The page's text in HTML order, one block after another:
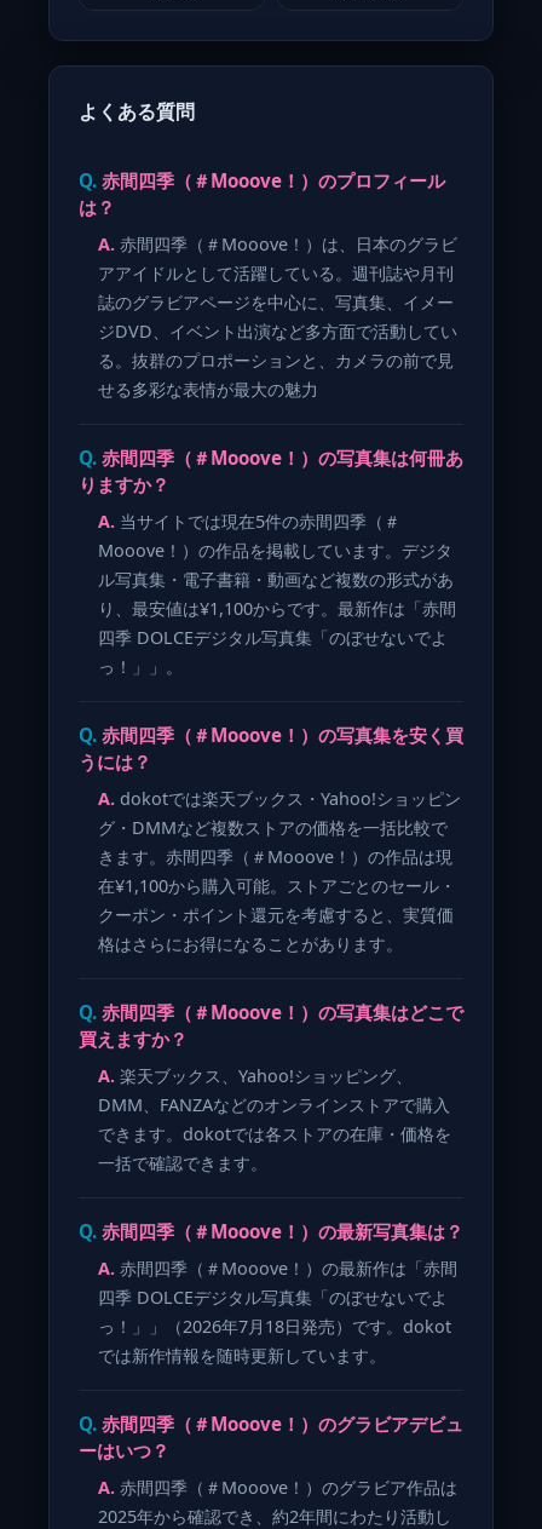
よくある質問
赤間四季（＃Mooove！）のプロフィール
は？
赤間四季（＃Mooove！）は、日本のグラビ
アアイドルとして活躍している。週刊誌や月刊
誌のグラビアページを中心に、写真集、イメー
ジDVD、イベント出演など多方面で活動してい
る。抜群のプロポーションと、カメラの前で見
せる多彩な表情が最大の魅力
赤間四季（＃Mooove！）の写真集は何冊あ
りますか？
当サイトでは現在5件の赤間四季（＃
Mooove！）の作品を掲載しています。デジタ
ル写真集・電子書籍・動画など複数の形式があ
り、最安値は¥1,100からです。最新作は「赤間
四季 DOLCEデジタル写真集「のぼせないでよ
っ！」」。
赤間四季（＃Mooove！）の写真集を安く買
うには？
dokotでは楽天ブックス・Yahoo!ショッピン
グ・DMMなど複数ストアの価格を一括比較で
きます。赤間四季（＃Mooove！）の作品は現
在¥1,100から購入可能。ストアごとのセール・
クーポン・ポイント還元を考慮すると、実質価
格はさらにお得になることがあります。
赤間四季（＃Mooove！）の写真集はどこで
買えますか？
楽天ブックス、Yahoo!ショッピング、
DMM、FANZAなどのオンラインストアで購入
できます。dokotでは各ストアの在庫・価格を
一括で確認できます。
赤間四季（＃Mooove！）の最新写真集は？
赤間四季（＃Mooove！）の最新作は「赤間
四季 DOLCEデジタル写真集「のぼせないでよ
っ！」」（2026年7月18日発売）です。dokot
では新作情報を随時更新しています。
赤間四季（＃Mooove！）のグラビアデビュ
ーはいつ？
赤間四季（＃Mooove！）のグラビア作品は
2025年から確認でき、約2年間にわたり活動し